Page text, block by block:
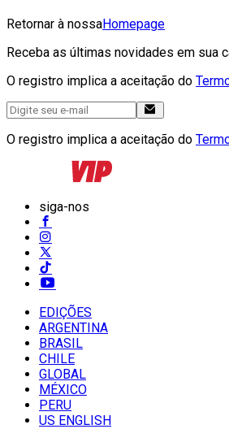
Retornar à nossaHomepage
Receba as últimas novidades em sua
O registro implica a aceitação do
O registro implica a aceitação do
siga-nos
EDIÇÕES
ARGENTINA
BRASIL
CHILE
GLOBAL
MÉXICO
PERU
US ENGLISH